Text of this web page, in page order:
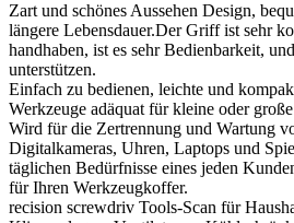
Zart und schönes Aussehen Design,
längere Lebensdauer.Der Griff ist sehr
handhaben, ist es sehr Bedienbarkeit,
unterstützen.
Einfach zu bedienen, leichte und
Werkzeuge adäquat für kleine oder
Wird für die Zertrennung und Wartung
Digitalkameras, Uhren, Laptops und
täglichen Bedürfnisse eines jeden
für Ihren Werkzeugkoffer.
recision screwdriv Tools-Scan für